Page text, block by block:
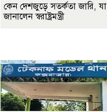
কেন দেশজুড়ে সতর্কতা জারি, যা
জানালেন স্বরাষ্ট্রমন্ত্রী